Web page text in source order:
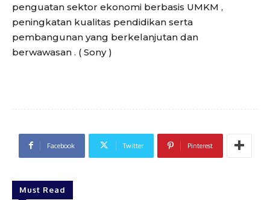
penguatan sektor ekonomi berbasis UMKM ,
peningkatan kualitas pendidikan serta
pembangunan yang berkelanjutan dan
berwawasan . ( Sony )
Facebook Twitter Pinterest
Must Read